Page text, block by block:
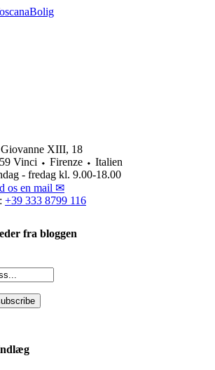
fra bloggen
XIII, 18
Vinci ⬩ Firenze ⬩ Italien
- fredag kl. 9.00-18.00
os en mail ✉
+39 333 8799 116